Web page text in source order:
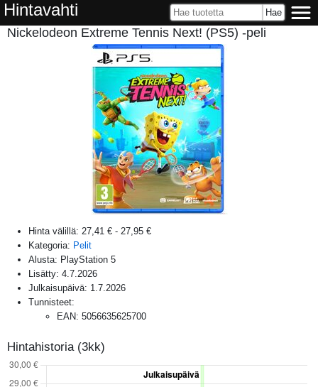
Hintavahti
Nickelodeon Extreme Tennis Next! (PS5) -peli
Hinta välillä: 27,41 € - 27,95 €
Kategoria: Pelit
Alusta: PlayStation 5
Lisätty: 4.7.2026
Julkaisupäivä: 1.7.2026
Tunnisteet:
EAN: 5056635625700
Hintahistoria (3kk)